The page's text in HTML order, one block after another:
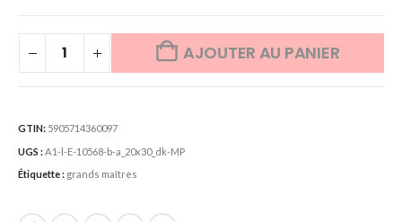
AJOUTER AU PANIER
GTIN: 5905714360097
UGS : A1-l-E-10568-b-a_20x30_dk-MP
Étiquette : grands maîtres